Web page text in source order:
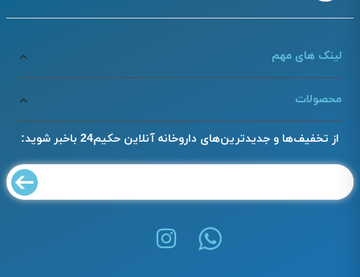
لینک های مهم
محصولات
از تخفیف‌ها و جدیدترین‌های داروخانه آنلاین حکیم24 باخبر شوید: